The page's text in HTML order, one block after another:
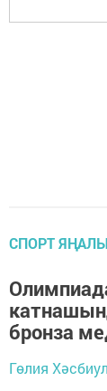
СПОРТ
бронза
Гөлия